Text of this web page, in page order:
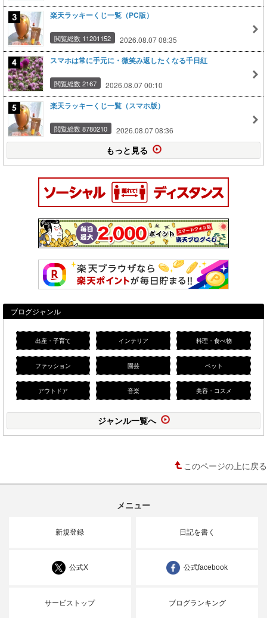
楽天ラッキーくじ一覧（PC版）
閲覧総数 11201152 2026.08.07 08:35
スマホは常に手元に・微笑み返したくなる千日紅
閲覧総数 2167 2026.08.07 00:10
楽天ラッキーくじ一覧（スマホ版）
閲覧総数 8780210 2026.08.07 08:36
もっと見る
ブログジャンル
出産・子育て インテリア 料理・食べ物
ファッション 園芸 ペット
アウトドア 音楽 美容・コスメ
ジャンル一覧へ
このページの上に戻る
メニュー
新規登録 日記を書く
公式X 公式facebook
サービストップ ブログランキング